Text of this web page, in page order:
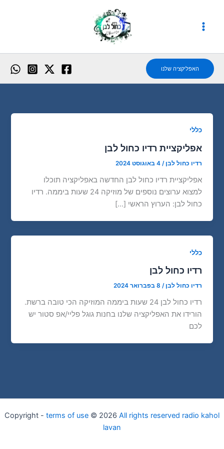
האפליקציה שלנו
כללי
אפליקציית רדיו כחול לבן
רדיו כחול לבן/4 באוגוסט 2024
אפליקציית רדיו כחול לבן החדשה באפליקציה תוכלו
למצוא ערוצים נוספים של מוזיקה 24 שעות ביממה. רדיו
כחול לבן: הערוץ הראשי […]
כללי
רדיו כחול לבן
רדיו כחול לבן/ 8 בפברואר 2024
רדיו כחול לבן 24 שעות ביממה המוזיקה הכי טובה ברשת.
הורידו את האפליקציה שלנו בחנות גוגל פליי/אפ סטור יש
לכם
Copyright - terms of use © 2026 All rights reserved radio kahol
lavan